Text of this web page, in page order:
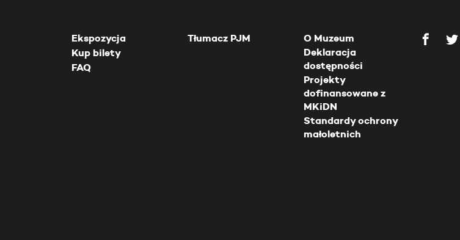
Ekspozycja
Kup bilety
FAQ
Tłumacz PJM
O Muzeum
Deklaracja
dostępności
Projekty
dofinansowane z
MKiDN
Standardy ochrony
małoletnich